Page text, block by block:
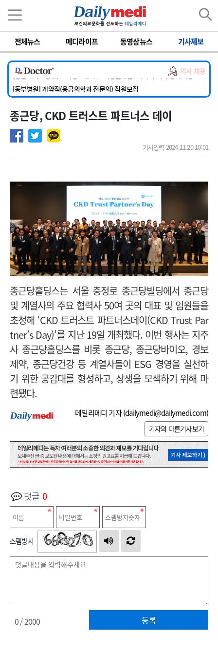
전체뉴스 메디라이프 동영상뉴스 기사제보
의사 채용
[서울아산병원] 2026년 하반기 인턴 모집
[영남대학교의료원] 마취통증의학과 임기제 임상의사 채용
[충남대학교병원] 소아청소년과(소아응급전담) 계약직 의사 공개채용
[동부병원] 계약직(응급의학과 전문의) 직원모집
[이대목동병원] 하반기 전공의(레지던트1년차) 모집
[서울아산병원] 2026년 하반기 인턴 모집
[영남대학교의료원] 마취통증의학과 임기제 임상의사 채용
종근당, CKD 트러스트 파트너스 데이
기사입력 2024.11.20 10:01
종근당홀딩스는 서울 충정로 종근당빌딩에서 종근당
및 계열사의 주요 협력사 50여 곳의 대표 및 임원들을
초청해 ‘CKD 트러스트 파트너스데이(CKD Trust Par
tner’s Day)’를 지난 19일 개최했다. 이번 행사는 지주
사 종근당홀딩스를 비롯 종근당, 종근당바이오, 경보
제약, 종근당건강 등 계열사들이 ESG 경영을 실천하
기 위한 공감대를 형성하고, 상생을 모색하기 위해 마
련됐다.
데일리메디 기자 (dailymedi@dailymedi.com)
기자의 다른기사보기
댓글 0
스팸방지
등록
0/ 2000